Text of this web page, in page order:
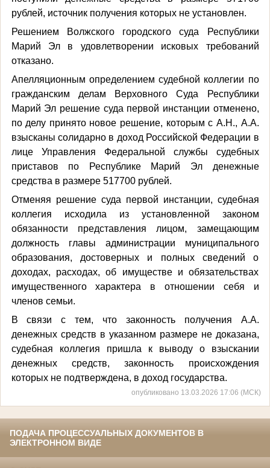
рублей, источник получения которых не установлен.
Решением Волжского городского суда Республики
Марий Эл в удовлетворении исковых требований
отказано.
Апелляционным определением судебной коллегии по
гражданским делам Верховного Суда Республики
Марий Эл решение суда первой инстанции отменено,
по делу принято новое решение, которым с А.Н., А.А.
взысканы солидарно в доход Российской Федерации в
лице Управления Федеральной службы судебных
приставов по Республике Марий Эл денежные
средства в размере 517700 рублей.
Отменяя решение суда первой инстанции, судебная
коллегия исходила из установленной законом
обязанности представления лицом, замещающим
должность главы администрации муниципального
образования, достоверных и полных сведений о
доходах, расходах, об имуществе и обязательствах
имущественного характера в отношении себя и
членов семьи.
В связи с тем, что законность получения А.А.
денежных средств в указанном размере не доказана,
судебная коллегия пришла к выводу о взыскании
денежных средств, законность происхождения
которых не подтверждена, в доход государства.
опубликовано 13.03.2026 17:06 (МСК)
ПОДАЧА ПРОЦЕССУАЛЬНЫХ ДОКУМЕНТОВ В
ЭЛЕКТРОННОМ ВИДЕ